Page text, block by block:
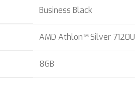
Business Black
AMD Athlon™ Silver 7120U
8GB